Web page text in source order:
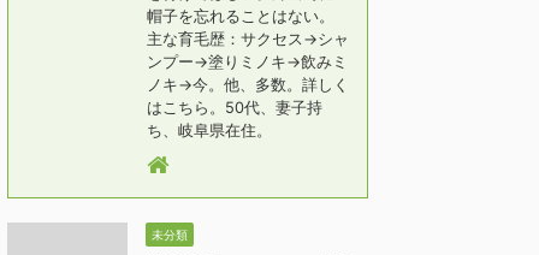
帽子を忘れることはない。
主な育毛歴：サクセス→シャ
ンプー→塗りミノキ→飲みミ
ノキ→今。他、多数。詳しく
はこちら。50代、妻子持
ち、岐阜県在住。
未分類